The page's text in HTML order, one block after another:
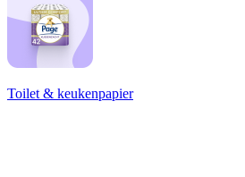
Toilet & keukenpapier